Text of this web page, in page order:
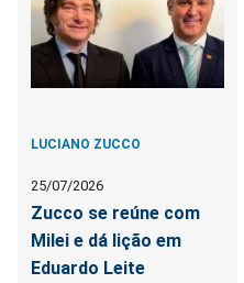
LUCIANO ZUCCO
25/07/2026
Zucco se reúne com
Milei e dá lição em
Eduardo Leite